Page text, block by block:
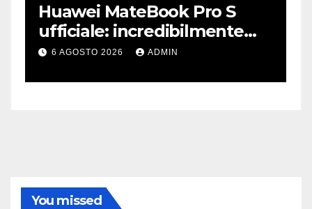
Huawei MateBook Pro S
ufficiale: incredibilmente
leggero e supersottile
6 AGOSTO 2026 ADMIN
You missed